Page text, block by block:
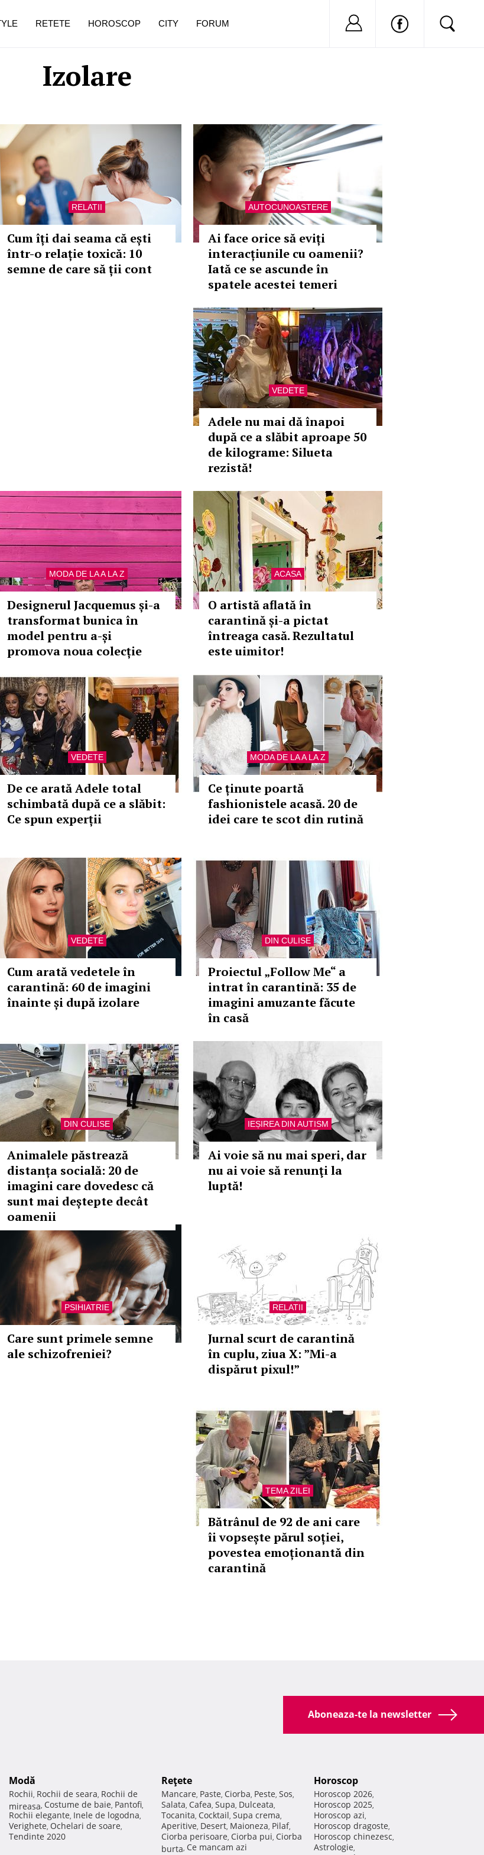
Izolare
RELATII
Cum îți dai seama că ești
într-o relație toxică: 10
semne de care să ții cont
AUTOCUNOASTERE
Ai face orice să eviți
interacțiunile cu oamenii?
Iată ce se ascunde în
spatele acestei temeri
VEDETE
Adele nu mai dă înapoi
după ce a slăbit aproape 50
de kilograme: Silueta
rezistă!
MODA DE LA A LA Z
Designerul Jacquemus și-a
transformat bunica în
model pentru a-și
promova noua colecție
ACASA
O artistă aflată în
carantină și-a pictat
întreaga casă. Rezultatul
este uimitor!
VEDETE
De ce arată Adele total
schimbată după ce a slăbit:
Ce spun experții
MODA DE LA A LA Z
Ce ținute poartă
fashionistele acasă. 20 de
idei care te scot din rutină
VEDETE
Cum arată vedetele în
carantină: 60 de imagini
înainte și după izolare
DIN CULISE
Proiectul „Follow Me“ a
intrat în carantină: 35 de
imagini amuzante făcute
în casă
DIN CULISE
Animalele păstrează
distanța socială: 20 de
imagini care dovedesc că
sunt mai deștepte decât
oamenii
IEȘIREA DIN AUTISM
Ai voie să nu mai speri, dar
nu ai voie să renunţi la
luptă!
PSIHIATRIE
Care sunt primele semne
ale schizofreniei?
RELATII
Jurnal scurt de carantină
în cuplu, ziua X: ”Mi-a
dispărut pixul!”
TEMA ZILEI
Bătrânul de 92 de ani care
îi vopsește părul soției,
povestea emoționantă din
carantină
RETETE HOROSCOP CITY FORUM Nu ai cont?
pe măsură ce înaintezi în vârstă
Aboneaza-te la newsletter
Modă
Rochii, Rochii de seara, Rochii de
mireasa, Costume de baie, Pantofi,
Rochii elegante, Inele de logodna,
Verighete, Ochelari de soare,
Tendinte 2020
Reţete
Mancare, Paste, Ciorba, Peste, Sos,
Salata, Cafea, Supa, Dulceata,
Tocanita, Cocktail, Supa crema,
Aperitive, Desert, Maioneza, Pilaf,
Ciorba perisoare, Ciorba pui, Ciorba
burta, Ce mancam azi
Horoscop
Horoscop 2026,
Horoscop 2025,
Horoscop azi,
Horoscop dragoste,
Horoscop chinezesc,
Astrologie,